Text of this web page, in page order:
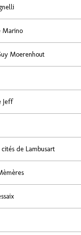
Marino
Moerenhout
Jeff
de Lambusart